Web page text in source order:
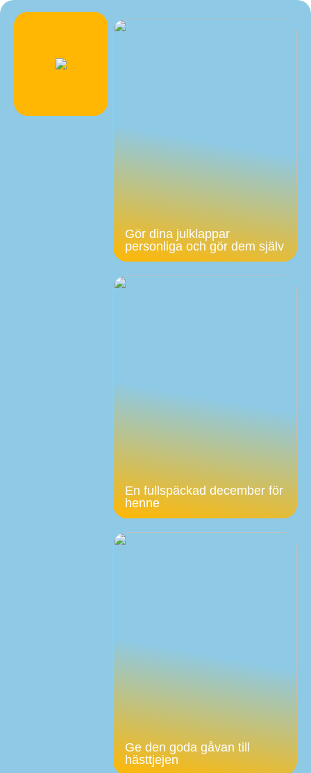
Gör dina julklappar
personliga och gör dem själv
En fullspäckad december för
henne
Ge den goda gåvan till
hästtjejen